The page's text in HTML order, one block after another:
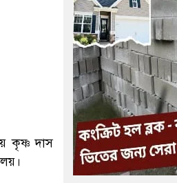
কৃষ্ণ দাস